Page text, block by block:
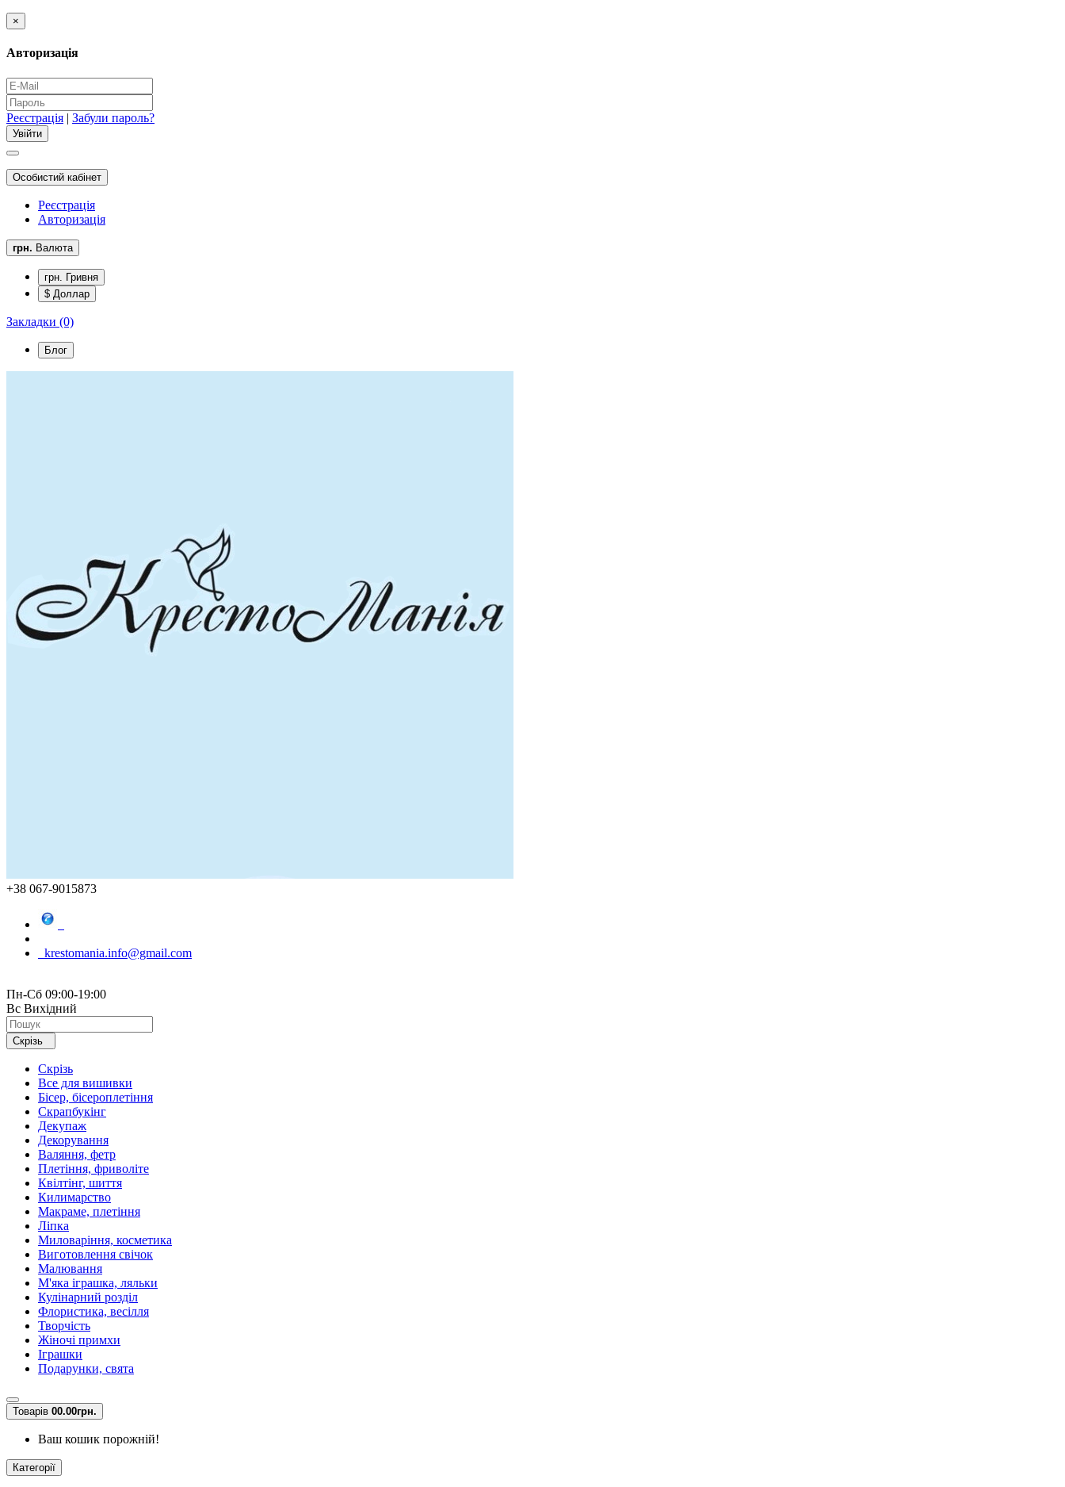
×
Авторизація
Реєстрація | Забули пароль?
Особистий кабінет
Реєстрація
Авторизація
грн. Валюта
грн. Гривня
$ Доллар
Закладки (0)
Блог
+38 067-9015873
krestomania.info@gmail.com
Пн-Сб 09:00-19:00
Вс Вихідний
Скрізь
Скрізь
Все для вишивки
Бісер, бісероплетіння
Скрапбукінг
Декупаж
Декорування
Валяння, фетр
Плетіння, фриволіте
Квілтінг, шиття
Килимарство
Макраме, плетіння
Ліпка
Миловаріння, косметика
Виготовлення свічок
Малювання
М'яка іграшка, ляльки
Кулінарний розділ
Флористика, весілля
Творчість
Жіночі примхи
Іграшки
Подарунки, свята
Товарів 00.00грн.
Ваш кошик порожній!
Категорії